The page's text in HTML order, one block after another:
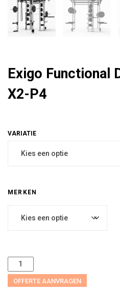
Exigo Functional
X2-P4
MERKEN
OFFERTE AANVRAGEN